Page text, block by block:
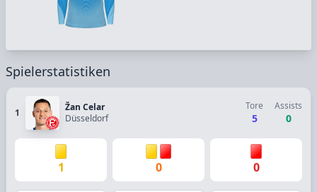
Spielerstatistiken
1
Žan Celar
Düsseldorf
Tore
5
Assists
0
1 0 0